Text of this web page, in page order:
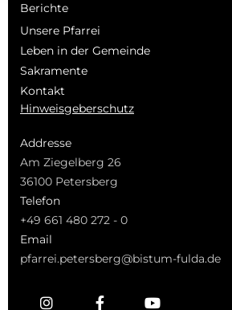
Berichte
Unsere Pfarrei
Leben in der Gemeinde
Sakramente
Kontakt
Hinweisgeberschutz
Addresse
Am Ziegelberg 26
36100 Petersberg
Telefon
+49 661 480 272 - 0
Email
pfarrei.petersberg@bistum-fulda.de